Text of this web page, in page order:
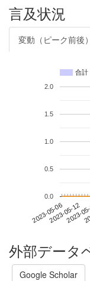
言及状況
変動（ピーク前後）
合計
2023-05-062023-05-12
2023-
0.0
0.5
1.0
1.5
2.0
外部データ
Google Scholar